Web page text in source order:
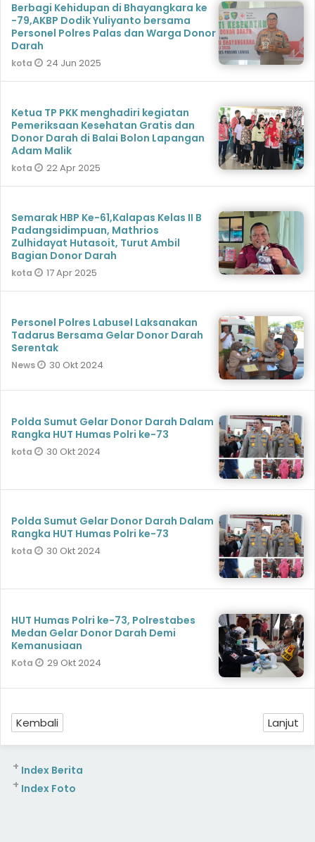
Berbagi Kehidupan di Bhayangkara ke
-79,AKBP Dodik Yuliyanto bersama
Personel Polres Palas dan Warga Donor
Darah
kota 24 Jun 2025
Ketua TP PKK menghadiri kegiatan
Pemeriksaan Kesehatan Gratis dan
Donor Darah di Balai Bolon Lapangan
Adam Malik
kota 22 Apr 2025
Semarak HBP Ke-61,Kalapas Kelas II B
Padangsidimpuan, Mathrios
Zulhidayat Hutasoit, Turut Ambil
Bagian Donor Darah
kota 17 Apr 2025
Personel Polres Labusel Laksanakan
Tadarus Bersama Gelar Donor Darah
Serentak
News 30 Okt 2024
Polda Sumut Gelar Donor Darah Dalam
Rangka HUT Humas Polri ke-73
kota 30 Okt 2024
Polda Sumut Gelar Donor Darah Dalam
Rangka HUT Humas Polri ke-73
kota 30 Okt 2024
HUT Humas Polri ke-73, Polrestabes
Medan Gelar Donor Darah Demi
Kemanusiaan
Kota 29 Okt 2024
Kembali Lanjut
Index Berita
+
Index Foto
+